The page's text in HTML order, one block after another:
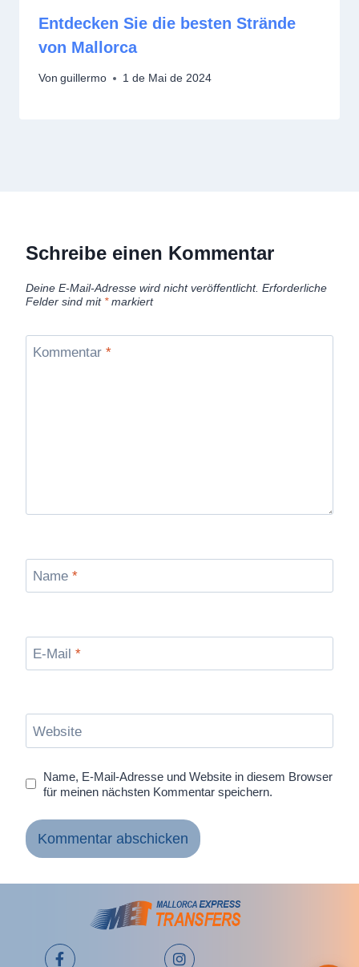
Entdecken Sie die besten Strände
von Mallorca
Von guillermo 1 de Mai de 2024
Schreibe einen Kommentar
Deine E-Mail-Adresse wird nicht veröffentlicht. Erforderliche
Felder sind mit *markiert
Kommentar *
Name *
E-Mail *
Website
Name, E-Mail-Adresse und Website in diesem Browser
für meinen nächsten Kommentar speichern.